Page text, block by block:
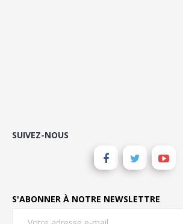
SUIVEZ-NOUS
S'ABONNER À NOTRE NEWSLETTRE